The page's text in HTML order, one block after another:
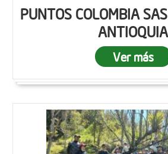
PUNTOS COLOMBIA
ANTIOQUIA
Ver más